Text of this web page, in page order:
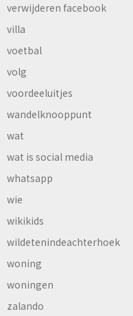
verwijderen facebook
villa
voetbal
volg
voordeeluitjes
wandelknooppunt
wat
wat is social media
whatsapp
wie
wikikids
wildetenindeachterhoek
woning
woningen
zalando